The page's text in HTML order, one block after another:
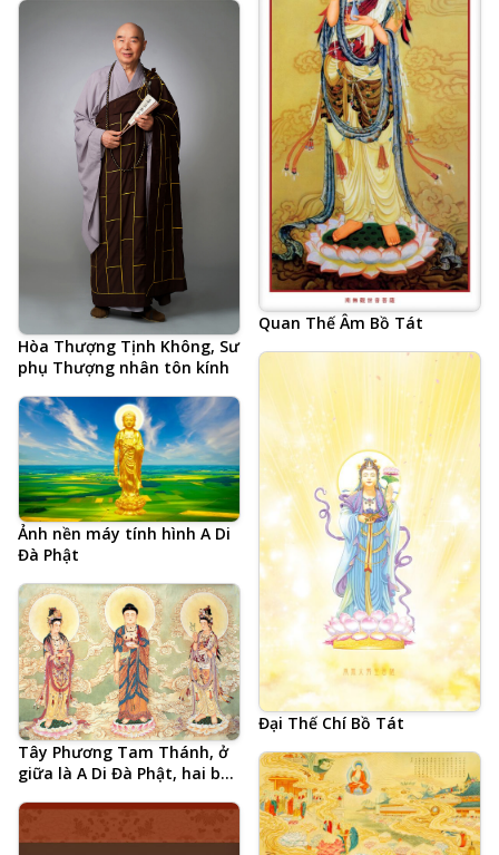
tổng kết Tâm đắc cả đời học
Phật của Hòa Thượng Tịnh
Không, Chân Thành Thanh
Tịnh Bình Đẳng Chánh Giác
Từ Bi, Nhìn Thấu Buông Xả
Tự Tại Tùy Duyên Niệm
Quan Thế Âm Bồ Tát
Hòa Thượng Tịnh Không, Sư
phụ Thượng nhân tôn kính
Đại Thế Chí Bồ Tát
Ảnh nền máy tính hình A Di
Đà Phật
Tây Phương Tam Thánh, ở
giữa là A Di Đà Phật, hai bên
Quan Thế Âm Bồ Tát